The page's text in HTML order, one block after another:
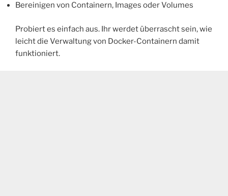
Bereinigen von Containern, Images oder Volumes
Probiert es einfach aus. Ihr werdet überrascht sein, wie
leicht die Verwaltung von Docker-Containern damit
funktioniert.